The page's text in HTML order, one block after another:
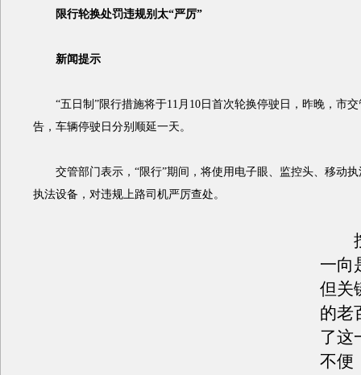
限行轮换处罚违规别太“严厉”
新闻提示
“五日制”限行措施将于11月10日首次轮换停驶日，昨晚，市交
告，车辆停驶日分别顺延一天。
交管部门表示，“限行”期间，将使用电子眼、监控头、移动执
执法设备，对违规上路司机严厉查处。
按
一向
但关
的老
了这
不便